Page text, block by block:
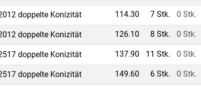
doppelte Konizität 114.30 7 Stk. 0 Stk.
doppelte Konizität 126.10 8 Stk. 0 Stk.
doppelte Konizität 137.90 11 Stk. 0 Stk.
doppelte Konizität 149.60 6 Stk. 0 Stk.